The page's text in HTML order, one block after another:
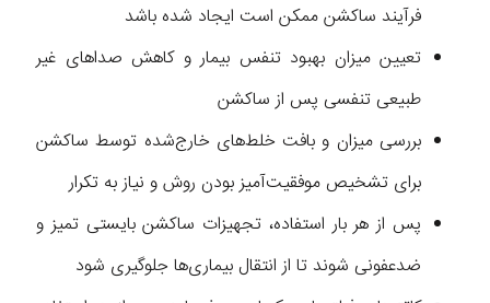
فرآیند ساکشن ممکن است ایجاد شده باشد
تعیین میزان بهبود تنفس بیمار و کاهش صداهای غیر
طبیعی تنفسی پس از ساکشن
بررسی میزان و بافت خلط‌های خارج‌شده توسط ساکشن
برای تشخیص موفقیت‌آمیز بودن روش و نیاز به تکرار
پس از هر بار استفاده، تجهیزات ساکشن بایستی تمیز و
ضدعفونی شوند تا از انتقال بیماری‌ها جلوگیری شود